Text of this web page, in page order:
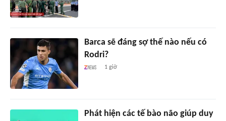
Barca sẽ đáng sợ thế nào nếu có
Rodri?
1 giờ
Phát hiện các tế bào não giúp duy